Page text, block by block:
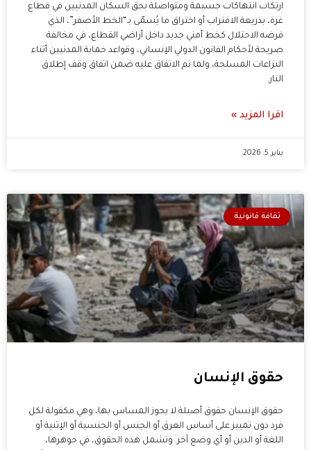
ارتكاب انتهاكات جسيمة ومتواصلة بحق السكان المدنيين في قطاع
غزة، بذريعة الاقتراب أو اختراق ما يُسمّى بـ“الخط الأصفر”، الذي
فرضه الاحتلال كخط أمني جديد داخل أراضي القطاع، في مخالفة
صريحة لأحكام القانون الدولي الإنساني، وقواعد حماية المدنيين أثناء
النزاعات المسلحة، ولما تم الاتفاق عليه ضمن اتفاق وقف إطلاق
النار.
اقرا المزيد »
يناير 5, 2026
ثقافة قانونية
حقوق الإنسان
حقوق الإنسان حقوق أصيلة لا يجوز المساس بها، وهي مكفولة لكل
فرد دون تمييز على أساس العرق أو الجنس أو الجنسية أو الإثنية أو
اللغة أو الدين أو أي وضع آخر. وتشمل هذه الحقوق، في جوهرها،